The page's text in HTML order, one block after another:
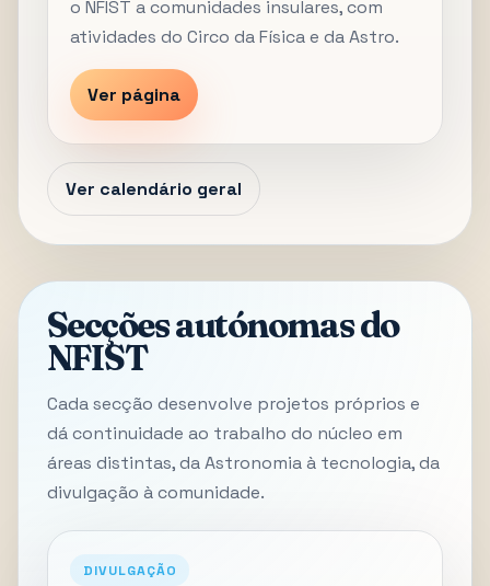
o NFIST a comunidades insulares, com
atividades do Circo da Física e da Astro.
Ver página
Ver calendário geral
Secções autónomas do
NFIST
Cada secção desenvolve projetos próprios e
dá continuidade ao trabalho do núcleo em
áreas distintas, da Astronomia à tecnologia, da
divulgação à comunidade.
DIVULGAÇÃO